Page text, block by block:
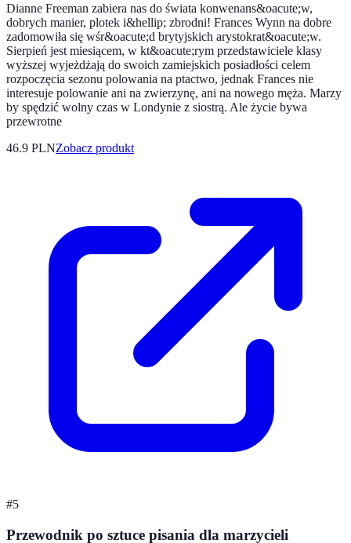
Dianne Freeman zabiera nas do świata konwenans&oacute;w,
dobrych manier, plotek i&hellip; zbrodni! Frances Wynn na dobre
zadomowiła się wśr&oacute;d brytyjskich arystokrat&oacute;w.
Sierpień jest miesiącem, w kt&oacute;rym przedstawiciele klasy
wyższej wyjeżdżają do swoich zamiejskich posiadłości celem
rozpoczęcia sezonu polowania na ptactwo, jednak Frances nie
interesuje polowanie ani na zwierzynę, ani na nowego męża. Marzy
by spędzić wolny czas w Londynie z siostrą. Ale życie bywa
przewrotne
46.9 PLNZobacz produkt
#5
Przewodnik po sztuce pisania dla marzycieli